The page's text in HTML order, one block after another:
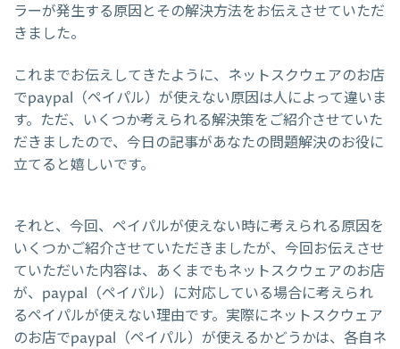
ラーが発生する原因とその解決方法をお伝えさせていただ
きました。
これまでお伝えしてきたように、ネットスクウェアのお店
でpaypal（ペイパル）が使えない原因は人によって違いま
す。ただ、いくつか考えられる解決策をご紹介させていた
だきましたので、今日の記事があなたの問題解決のお役に
立てると嬉しいです。
それと、今回、ペイパルが使えない時に考えられる原因を
いくつかご紹介させていただきましたが、今回お伝えさせ
ていただいた内容は、あくまでもネットスクウェアのお店
が、paypal（ペイパル）に対応している場合に考えられ
るペイパルが使えない理由です。実際にネットスクウェア
のお店でpaypal（ペイパル）が使えるかどうかは、各自ネ